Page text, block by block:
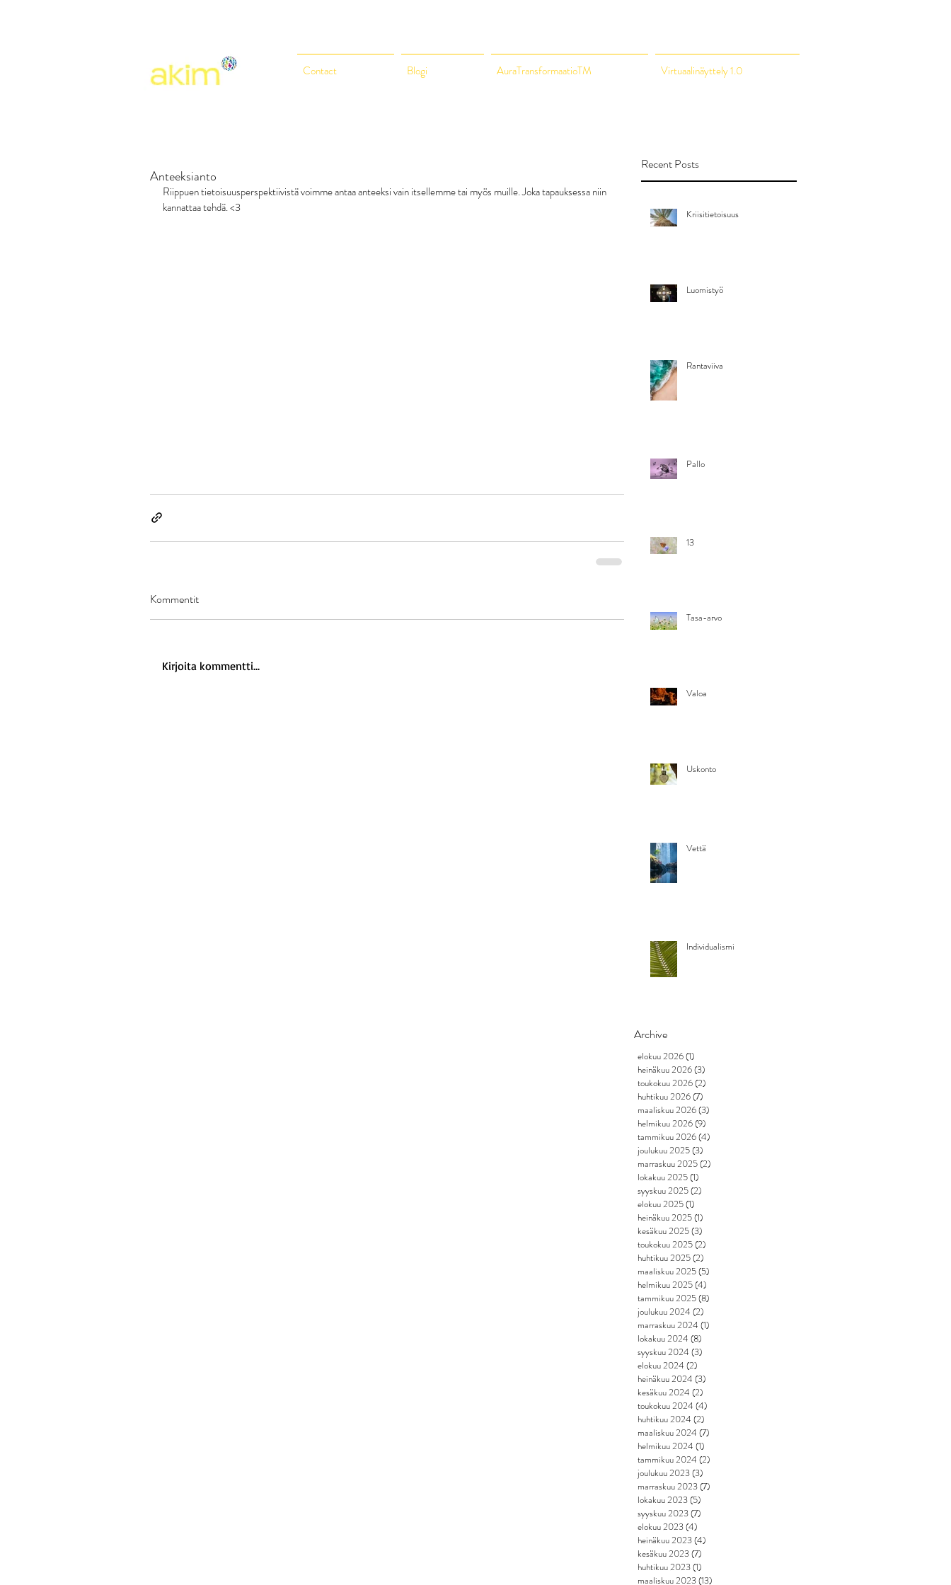
Contact Blogi AuraTransformaatioTM Virtuaalinäyttely 1.0
Anteeksianto
Riippuen tietoisuusperspektiivistä voimme antaa anteeksi vain itsellemme tai myös muille. Joka tapauksessa niin
kannattaa tehdä. <3
Kommentit
Kirjoita kommentti...
Recent Posts
Kriisitietoisuus
Luomistyö
Rantaviiva
Pallo
13
Tasa-arvo
Valoa
Uskonto
Vettä
Individualismi
Archive
elokuu 2026(1)
heinäkuu 2026(3)
toukokuu 2026(2)
huhtikuu 2026(7)
maaliskuu 2026(3)
helmikuu 2026(9)
tammikuu 2026(4)
joulukuu 2025(3)
marraskuu 2025(2)
lokakuu 2025(1)
syyskuu 2025(2)
elokuu 2025(1)
heinäkuu 2025(1)
kesäkuu 2025(3)
toukokuu 2025(2)
huhtikuu 2025(2)
maaliskuu 2025(5)
helmikuu 2025(4)
tammikuu 2025(8)
joulukuu 2024 (2)
marraskuu 2024 (1)
lokakuu 2024 (8)
syyskuu 2024 (3)
elokuu 2024 (2)
heinäkuu 2024 (3)
kesäkuu 2024 (2)
toukokuu 2024 (4)
huhtikuu 2024 (2)
maaliskuu 2024 (7)
helmikuu 2024 (1)
tammikuu 2024 (2)
joulukuu 2023(3)
marraskuu 2023(7)
lokakuu 2023(5)
syyskuu 2023(7)
elokuu 2023(4)
heinäkuu 2023(4)
kesäkuu 2023(7)
huhtikuu 2023(1)
maaliskuu 2023(13)